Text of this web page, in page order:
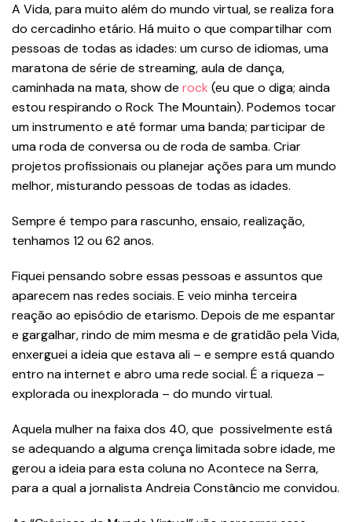
A Vida, para muito além do mundo virtual, se realiza fora
do cercadinho etário. Há muito o que compartilhar com
pessoas de todas as idades: um curso de idiomas, uma
maratona de série de streaming, aula de dança,
caminhada na mata, show de rock (eu que o diga; ainda
estou respirando o Rock The Mountain). Podemos tocar
um instrumento e até formar uma banda; participar de
uma roda de conversa ou de roda de samba. Criar
projetos profissionais ou planejar ações para um mundo
melhor, misturando pessoas de todas as idades.
Sempre é tempo para rascunho, ensaio, realização,
tenhamos 12 ou 62 anos.
Fiquei pensando sobre essas pessoas e assuntos que
aparecem nas redes sociais. E veio minha terceira
reação ao episódio de etarismo. Depois de me espantar
e gargalhar, rindo de mim mesma e de gratidão pela Vida,
enxerguei a ideia que estava ali – e sempre está quando
entro na internet e abro uma rede social. É a riqueza –
explorada ou inexplorada – do mundo virtual.
Aquela mulher na faixa dos 40, que possivelmente está
se adequando a alguma crença limitada sobre idade, me
gerou a ideia para esta coluna no Acontece na Serra,
para a qual a jornalista Andreia Constâncio me convidou.